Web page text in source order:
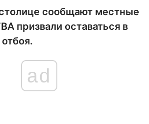
сообщают местные
призвали оставаться в
ad